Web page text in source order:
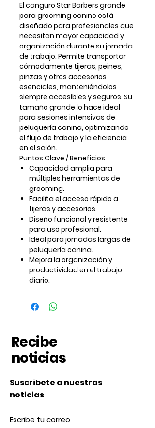
El canguro Star Barbers grande
para grooming canino está
diseñado para profesionales que
necesitan mayor capacidad y
organización durante su jornada
de trabajo. Permite transportar
cómodamente tijeras, peines,
pinzas y otros accesorios
esenciales, manteniéndolos
siempre accesibles y seguros. Su
tamaño grande lo hace ideal
para sesiones intensivas de
peluquería canina, optimizando
el flujo de trabajo y la eficiencia
en el salón.
Puntos Clave / Beneficios
Capacidad amplia para
múltiples herramientas de
grooming.
Facilita el acceso rápido a
tijeras y accesorios.
Diseño funcional y resistente
para uso profesional.
Ideal para jornadas largas de
peluquería canina.
Mejora la organización y
productividad en el trabajo
diario.
Recibe
noticias
Suscribete a nuestras
noticias